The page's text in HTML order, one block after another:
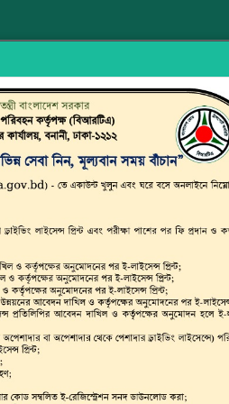
ইউজার ম্যানুয়াল
ছাত্র